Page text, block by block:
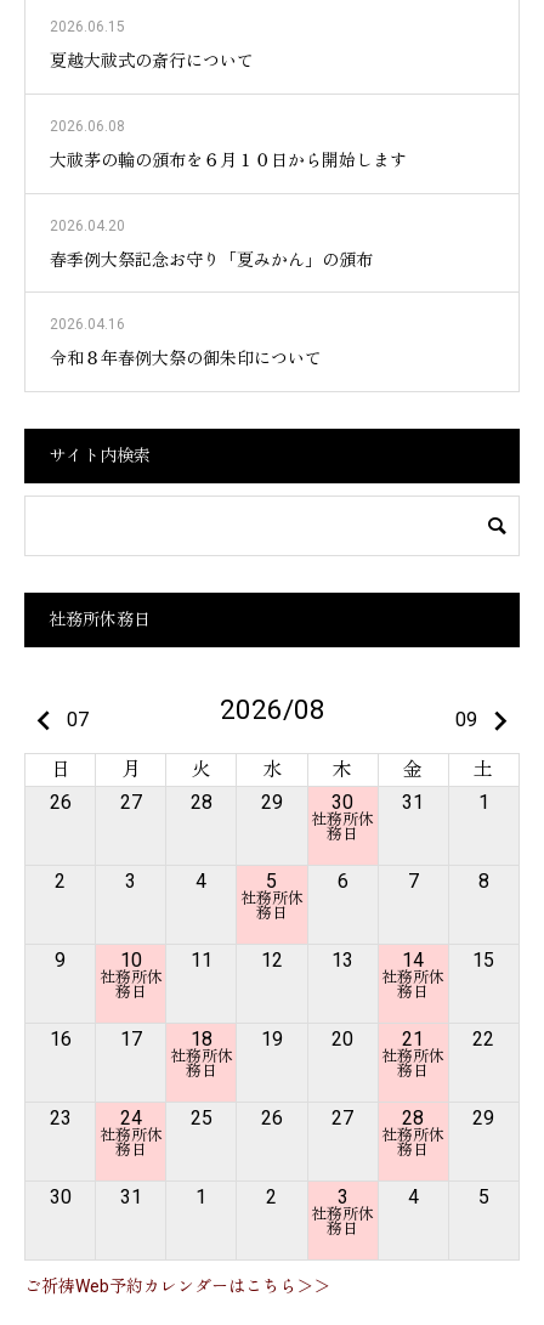
2026.06.15
夏越大祓式の斎行について
2026.06.08
大祓茅の輪の頒布を６月１０日から開始します
2026.04.20
春季例大祭記念お守り「夏みかん」の頒布
2026.04.16
令和８年春例大祭の御朱印について
サイト内検索
社務所休務日
keyboard_arrow_left 07 2026/08 09 keyboard_arrow_right
日 月 火 水 木 金
土
26
27 28 29 30 31 1
2 3 4 5 6 7 8
9 10 11 12 13 14 15
16 17 18 19 20 21 22
23 24 25 26 27 28 29
30 31 1 2 3 4 5
ご祈祷Web予約カレンダーはこちら＞＞